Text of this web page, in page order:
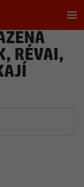
RÉVAI,